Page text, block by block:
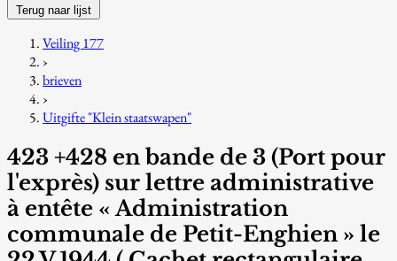
Terug naar lijst
Veiling 177
›
brieven
›
Uitgifte "Klein staatswapen"
423 +428 en bande de 3 (Port pour
l'exprès) sur lettre administrative
à entête « Administration
communale de Petit-Enghien » le